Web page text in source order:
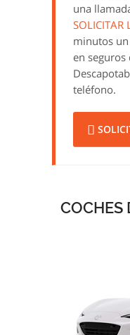
una
SOLICITAR
minutos
en seguros
teléfono.
COCHES